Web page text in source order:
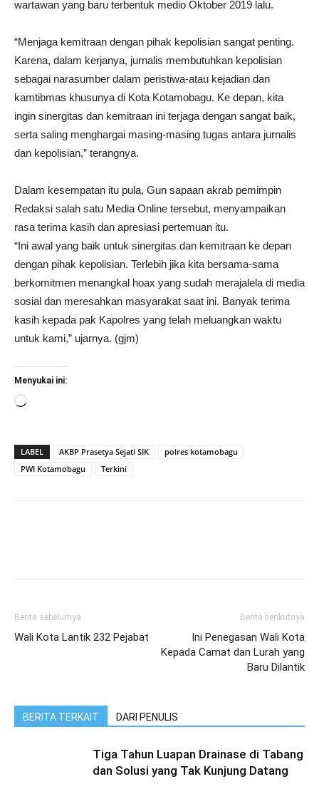
wartawan yang baru terbentuk medio Oktober 2019 lalu.
“Menjaga kemitraan dengan pihak kepolisian sangat penting.
Karena, dalam kerjanya, jurnalis membutuhkan kepolisian
sebagai narasumber dalam peristiwa-atau kejadian dan
kamtibmas khusunya di Kota Kotamobagu. Ke depan, kita
ingin sinergitas dan kemitraan ini terjaga dengan sangat baik,
serta saling menghargai masing-masing tugas antara jurnalis
dan kepolisian,” terangnya.
Dalam kesempatan itu pula, Gun sapaan akrab pemimpin
Redaksi salah satu Media Online tersebut, menyampaikan
rasa terima kasih dan apresiasi pertemuan itu.
“Ini awal yang baik untuk sinergitas dan kemitraan ke depan
dengan pihak kepolisian. Terlebih jika kita bersama-sama
berkomitmen menangkal hoax yang sudah merajalela di media
sosial dan meresahkan masyarakat saat ini. Banyak terima
kasih kepada pak Kapolres yang telah meluangkan waktu
untuk kami,” ujarnya. (gjm)
Menyukai ini:
Memuat...
LABEL AKBP Prasetya Sejati SIK
polres kotamobagu
PWI Kotamobagu
Terkini
Berita sebelumya
Wali Kota Lantik 232 Pejabat
Berita berikutnya
Ini Penegasan Wali Kota
Kepada Camat dan Lurah yang
Baru Dilantik
BERITA TERKAIT DARI PENULIS
Tiga Tahun Luapan Drainase di Tabang
dan Solusi yang Tak Kunjung Datang